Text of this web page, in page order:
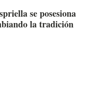
se posesiona
la tradición